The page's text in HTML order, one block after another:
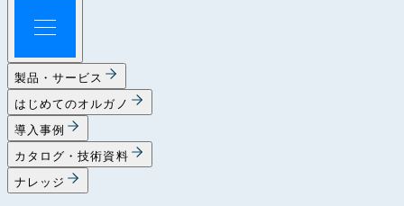
製品・サービス
はじめてのオルガノ
導入事例
カタログ・技術資料
ナレッジ